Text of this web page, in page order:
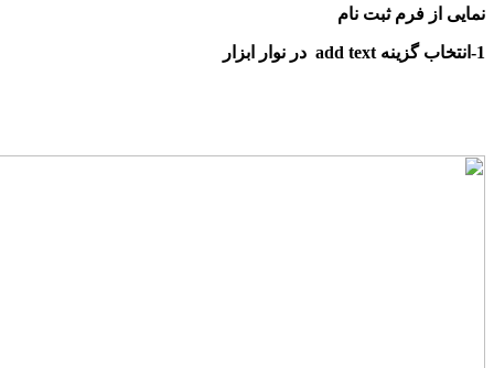
نمایی از فرم ثبت نام
1-انتخاب گزینه add text در نوار ابزار